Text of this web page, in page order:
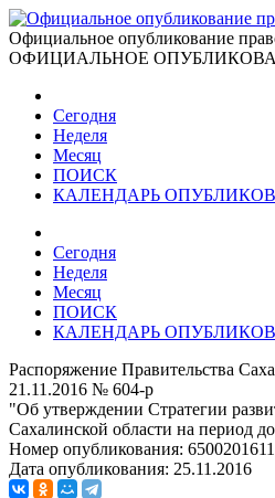
Официальное опубликование
ОФИЦИАЛЬНОЕ
Сегодня
Неделя
Месяц
ПОИСК
КАЛЕНДАРЬ
Сегодня
Неделя
Месяц
ПОИСК
КАЛЕНДАРЬ
Распоряжение Правительства
21.11.2016 № 604-р
"Об утверждении Стратегии
Сахалинской области на период
Номер опубликования:
Дата опубликования: 25.11.2016